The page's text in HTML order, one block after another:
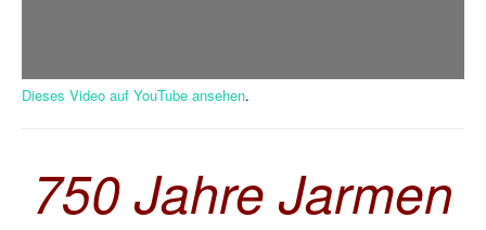
Dieses Video auf YouTube ansehen.
750 Jahre Jarmen